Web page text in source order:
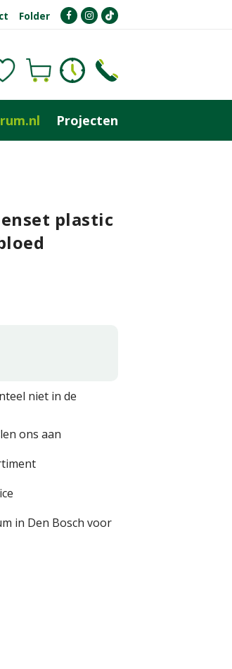
Folder
Projecten
plastic
niet in de
ons aan
in Den Bosch voor